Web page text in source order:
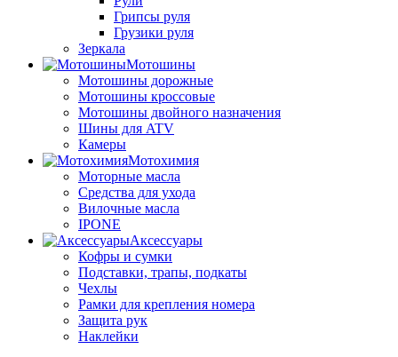
Грипсы руля
Грузики руля
Зеркала
Мотошины
Мотошины дорожные
Мотошины кроссовые
Мотошины двойного назначения
Шины для ATV
Камеры
Мотохимия
Моторные масла
Средства для ухода
Вилочные масла
IPONE
Аксессуары
Кофры и сумки
Подставки, трапы, подкаты
Чехлы
Рамки для крепления номера
Защита рук
Наклейки